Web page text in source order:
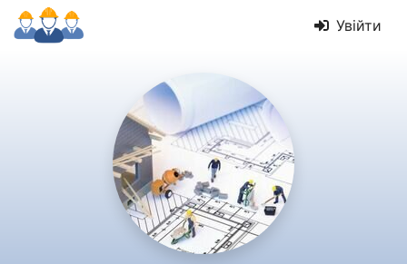
Увійти